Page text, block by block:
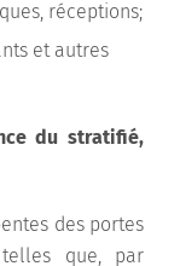
réceptions;
et autres
du stratifié,
des portes
que, par